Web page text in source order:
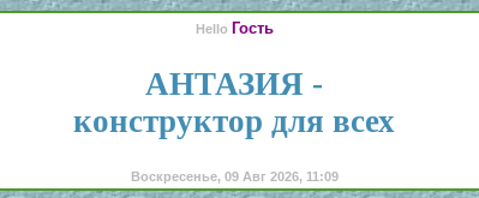
Hello Гость
АНТАЗИЯ -
конструктор для всех
Воскресенье, 09 Авг 2026, 11:09